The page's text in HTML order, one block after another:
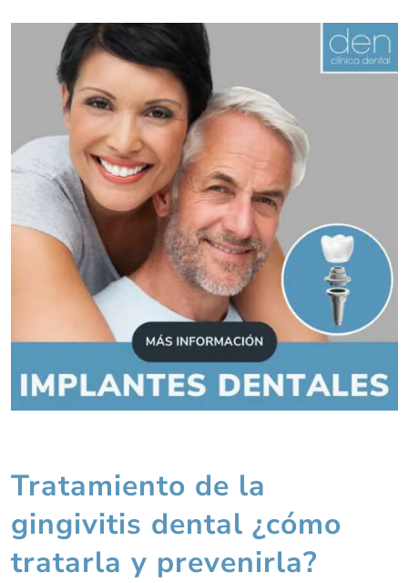
Tratamiento de la
gingivitis dental ¿cómo
tratarla y prevenirla?